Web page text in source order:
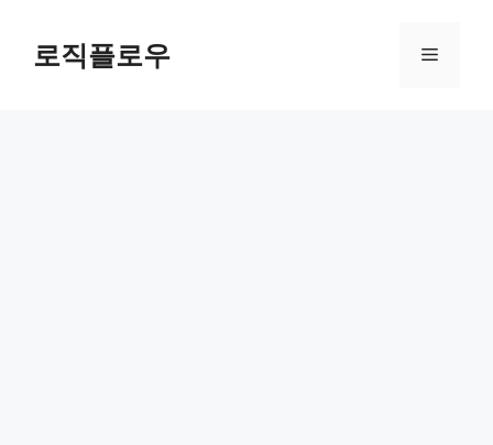
content로직플로우 Menu